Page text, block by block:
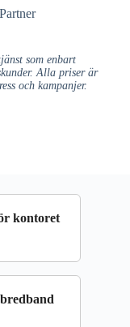
som enbart
Alla priser är
och kampanjer.
kontoret